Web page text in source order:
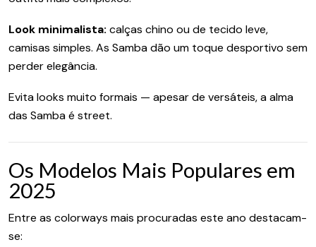
Look minimalista: calças chino ou de tecido leve,
camisas simples. As Samba dão um toque desportivo sem
perder elegância.
Evita looks muito formais — apesar de versáteis, a alma
das Samba é street.
Os Modelos Mais Populares em
2025
Entre as colorways mais procuradas este ano destacam-
se: